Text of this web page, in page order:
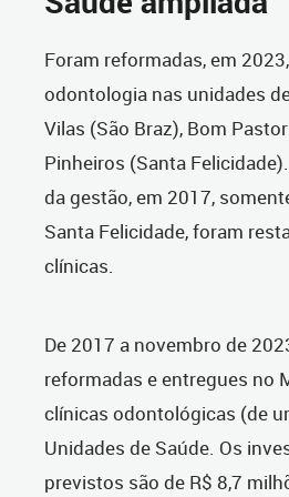
Foram reformadas, em
odontologia nas unidades
Vilas (São Braz), Bom
Pinheiros (Santa
da gestão, em 2017,
Santa Felicidade, foram
clínicas.
De 2017 a novembro de
reformadas e entregues no
clínicas odontológicas (de
Unidades de Saúde. Os
previstos são de R$ 8,7